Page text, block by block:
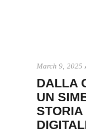
March 9, 2025
DALLA
UN